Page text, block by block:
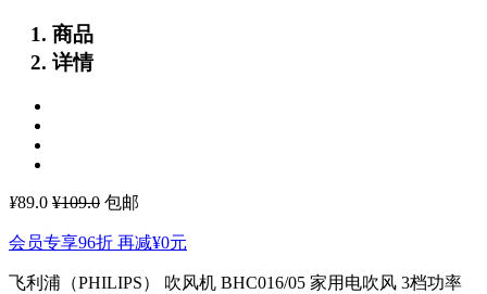
商品
详情
¥89.0 ¥109.0 包邮
会员专享96折 再减¥0元
飞利浦（PHILIPS） 吹风机 BHC016/05 家用电吹风 3档功率